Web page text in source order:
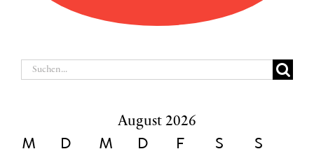
Suche
August 2026
M D M D F S S